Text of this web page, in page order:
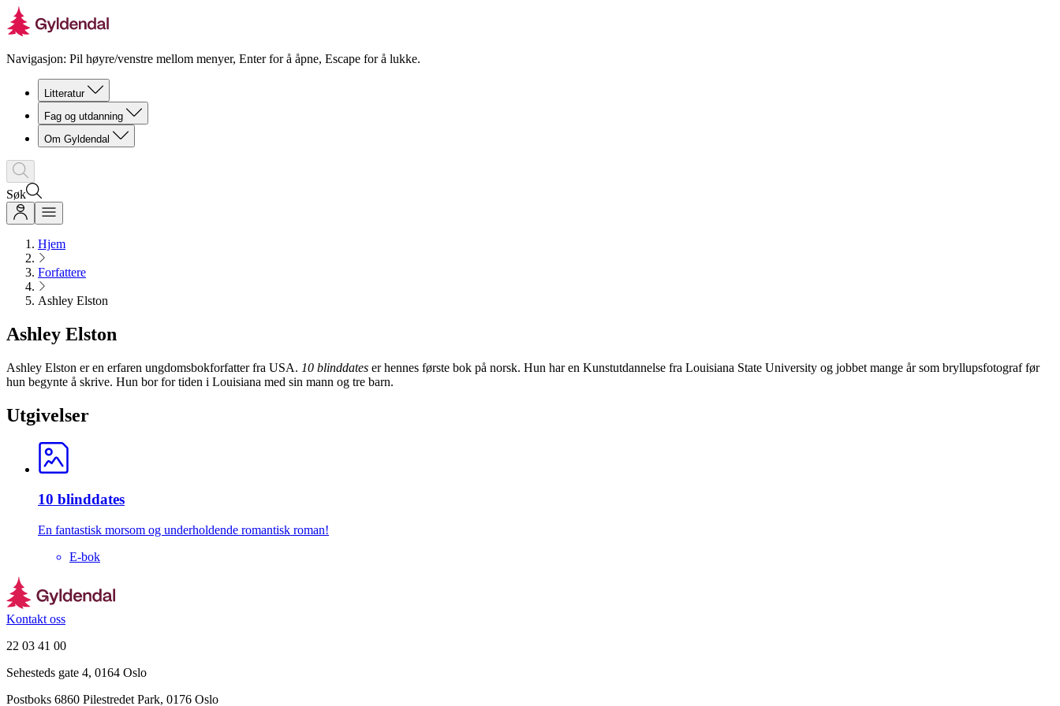
Navigasjon: Pil høyre/venstre mellom menyer, Enter for å åpne, Escape for å lukke.
Litteratur
Fag og utdanning
Om Gyldendal
Søk
Hjem
Forfattere
Ashley Elston
Ashley Elston
Ashley Elston er en erfaren ungdomsbokforfatter fra USA. 10 blinddates er hennes første bok på norsk. Hun har en Kunstutdannelse fra Louisiana State University og jobbet mange år som bryllupsfotograf før
hun begynte å skrive. Hun bor for tiden i Louisiana med sin mann og tre barn.
Utgivelser
10 blinddates
En fantastisk morsom og underholdende romantisk roman!
E-bok
Kontakt oss
22 03 41 00
Sehesteds gate 4, 0164 Oslo
Postboks 6860 Pilestredet Park, 0176 Oslo